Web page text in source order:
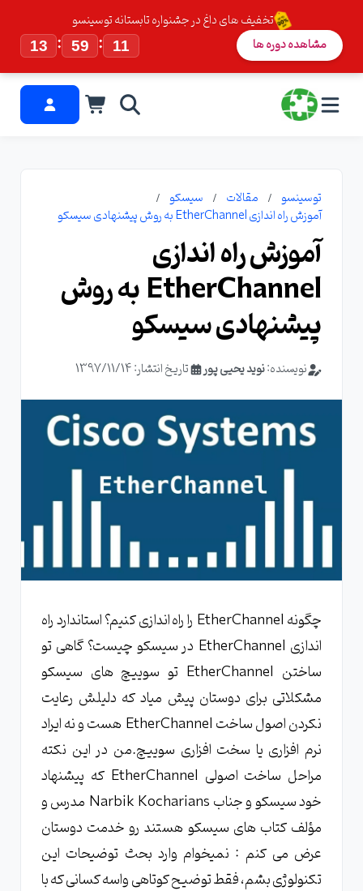
تخفیف های داغ در جشنواره تابستانه توسینسو
13
: 59 : 10 مشاهده دوره ها
توسینسو مقالات
سیسکو
آموزش راه اندازی EtherChannel به روش پیشنهادی سیسکو
آموزش راه اندازی
EtherChannel به روش
پیشنهادی سیسکو
نویسنده:نوید یحیی پور تاریخ انتشار: 1397/11/14
چگونه EtherChannel را راه اندازی کنیم؟ استاندارد راه
اندازی EtherChannel در سیسکو چیست؟ گاهی تو
ساختن EtherChannel تو سوییچ های سیسکو
مشکلاتی برای دوستان پیش میاد که دلیلش رعایت
نکردن اصول ساخت EtherChannel هست و نه ایراد
نرم افزاری یا سخت افزاری سوییچ.من در این نکته
مراحل ساخت اصولی EtherChannel که پیشنهاد
خود سیسکو و جناب Narbik Kocharians مدرس و
مؤلف کتاب های سیسکو هستند رو خدمت دوستان
عرض می کنم : نمیخوام وارد بحث توضیحات این
تکنولوژی بشم، فقط توضیح کوتاهی واسه کسانی که با